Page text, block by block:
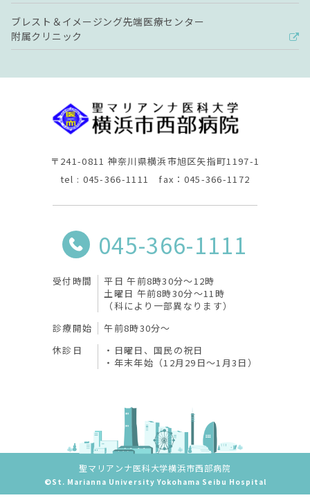
ブレスト＆イメージング先端医療センター
附属クリニック
〒241-0811 神奈川県横浜市旭区矢指町1197-1
tel : 045-366-1111 fax：045-366-1172
045-366-1111
受付時間
平日 午前8時30分〜12時
土曜日 午前8時30分〜11時
（科により一部異なります）
診療開始
午前8時30分〜
休診日
日曜日、国民の祝日
年末年始（12月29日～1月3日）
聖マリアンナ医科大学横浜市西部病院
©St. Marianna University Yokohama Seibu Hospital